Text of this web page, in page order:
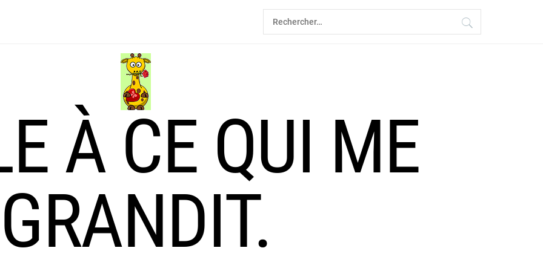
Rechercher :
À CE QUI ME
GRANDIT.